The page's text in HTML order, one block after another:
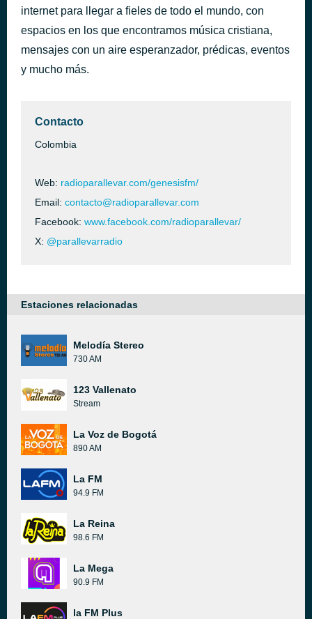
Darlene Zschech
BE YOURS
Lord Conrad
hace 48 minutos
How It's Gonna Be
Phife Dawg
internet para llegar a fieles de todo el mundo, con
espacios en los que encontramos música cristiana,
mensajes con un aire esperanzador, prédicas, eventos
y mucho más.
Contacto
Colombia
Web: radioparallevar.com/genesisfm/
Email: contacto@radioparallevar.com
Facebook: www.facebook.com/radioparallevar/
X: @parallevarradio
Estaciones relacionadas
Melodía Stereo
730 AM
123 Vallenato
Stream
La Voz de Bogotá
890 AM
La FM
94.9 FM
La Reina
98.6 FM
La Mega
90.9 FM
la FM Plus